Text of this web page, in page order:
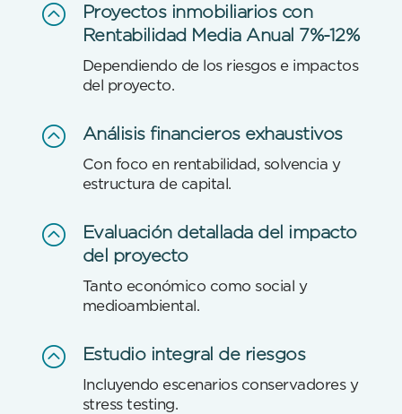
:
Proyectos inmobiliarios con
Rentabilidad Media Anual 7%-12%
Dependiendo de los riesgos e impactos
del proyecto.
: Análisis financieros exhaustivos
Con foco en rentabilidad, solvencia y
estructura de capital.
:
Evaluación detallada del impacto
del proyecto
Tanto económico como social y
medioambiental.
: Estudio integral de riesgos
Incluyendo escenarios conservadores y
stress testing.